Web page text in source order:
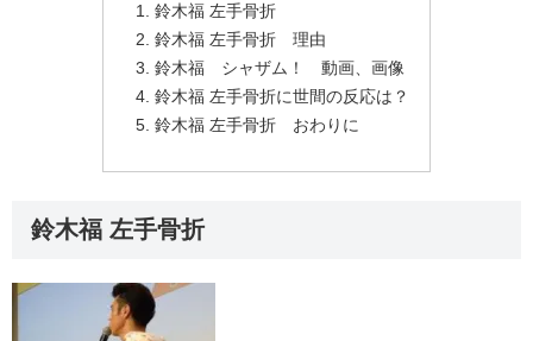
鈴木福 左手骨折
鈴木福 左手骨折 理由
鈴木福 シャザム！ 動画、画像
鈴木福 左手骨折に世間の反応は？
鈴木福 左手骨折 おわりに
鈴木福 左手骨折